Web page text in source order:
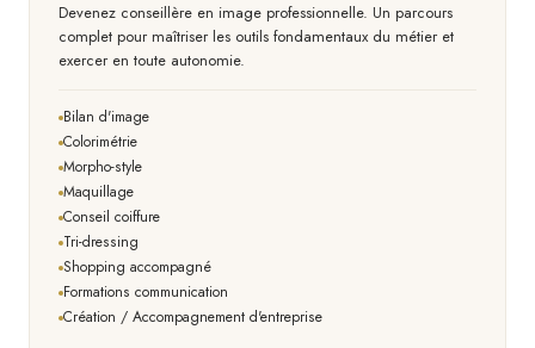
Devenez conseillère en image professionnelle. Un parcours
complet pour maîtriser les outils fondamentaux du métier et
exercer en toute autonomie.
Bilan d'image
Colorimétrie
Morpho-style
Maquillage
Conseil coiffure
Tri-dressing
Shopping accompagné
Formations communication
Création / Accompagnement d'entreprise